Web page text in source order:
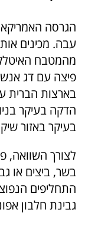
הגרסה
עבה. מכינים
מהמטבח
פיצה עם דג
בארצות הברית
הדקה בעיקר
בעיקר באזור
לצורך השוואה,
בשר, ביצים או
התחליפים
גבינת חלבון